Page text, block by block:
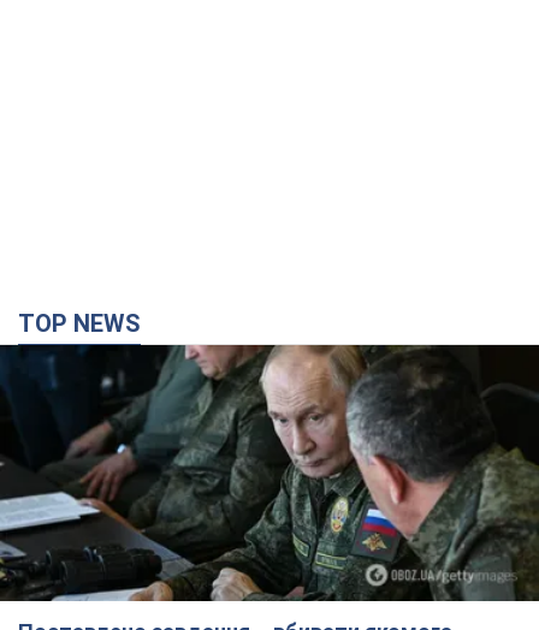
TOP NEWS